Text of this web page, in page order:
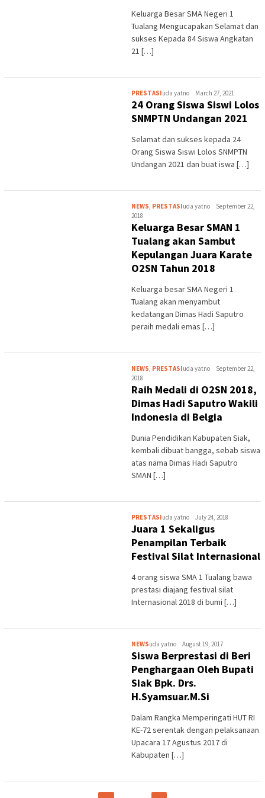
Keluarga Besar SMA Negeri 1
Tualang Mengucapakan Selamat dan
sukses Kepada 84 Siswa Angkatan
21 […]
PRESTASIuda yatno March 27, 2021
24 Orang Siswa Siswi Lolos
SNMPTN Undangan 2021
Selamat dan sukses kepada 24
Orang Siswa Siswi Lolos SNMPTN
Undangan 2021 dan buat iswa […]
NEWS, PRESTASIuda yatno
September 22,
2018
Keluarga Besar SMAN 1
Tualang akan Sambut
Kepulangan Juara Karate
O2SN Tahun 2018
Keluarga besar SMA Negeri 1
Tualang akan menyambut
kedatangan Dimas Hadi Saputro
peraih medali emas […]
NEWS, PRESTASIuda yatno
September 22,
2018
Raih Medali di O2SN 2018,
Dimas Hadi Saputro Wakili
Indonesia di Belgia
Dunia Pendidikan Kabupaten Siak,
kembali dibuat bangga, sebab siswa
atas nama Dimas Hadi Saputro
SMAN […]
PRESTASIuda yatno July 24, 2018
Juara 1 Sekaligus
Penampilan Terbaik
Festival Silat Internasional
4 orang siswa SMA 1 Tualang bawa
prestasi diajang festival silat
Internasional 2018 di bumi […]
NEWSuda yatno August 19, 2017
Siswa Berprestasi di Beri
Penghargaan Oleh Bupati
Siak Bpk. Drs.
H.Syamsuar.M.Si
Dalam Rangka Memperingati HUT RI
KE-72 serentak dengan pelaksanaan
Upacara 17 Agustus 2017 di
Kabupaten […]